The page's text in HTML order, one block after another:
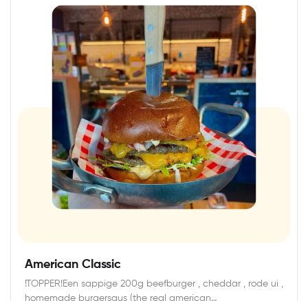
American Classic
!TOPPER!Een sappige 200g beefburger , cheddar , rode ui ,
homemade burgersaus (the real american…